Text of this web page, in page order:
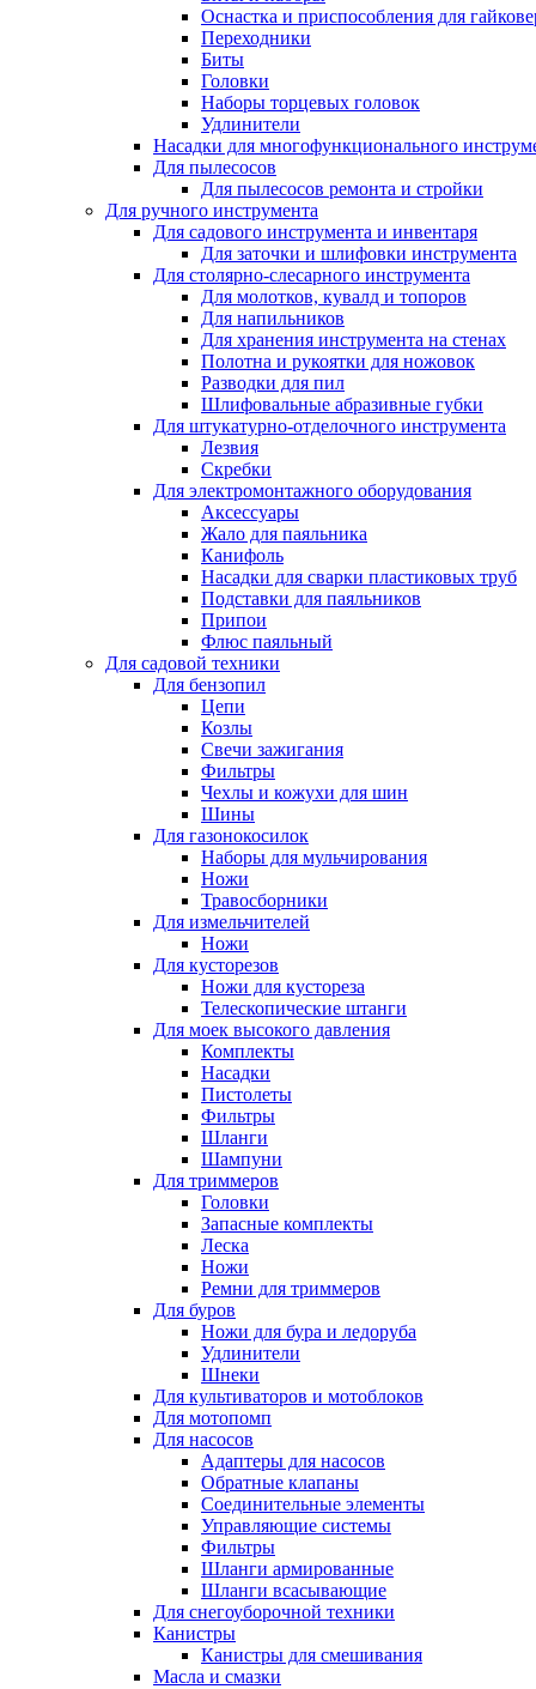
Оснастка и приспособления для
Переходники
Биты
Головки
Наборы торцевых головок
Удлинители
Насадки для многофункционального
Для пылесосов
Для пылесосов ремонта и стройки
Для ручного инструмента
Для садового инструмента и инвентаря
Для заточки и шлифовки инструмента
Для столярно-слесарного инструмента
Для молотков, кувалд и топоров
Для напильников
Для хранения инструмента на стенах
Полотна и рукоятки для ножовок
Разводки для пил
Шлифовальные абразивные губки
Для штукатурно-отделочного инструмента
Лезвия
Скребки
Для электромонтажного оборудования
Аксессуары
Жало для паяльника
Канифоль
Насадки для сварки пластиковых труб
Подставки для паяльников
Припои
Флюс паяльный
Для садовой техники
Для бензопил
Цепи
Козлы
Свечи зажигания
Фильтры
Чехлы и кожухи для шин
Шины
Для газонокосилок
Наборы для мульчирования
Ножи
Травосборники
Для измельчителей
Ножи
Для кусторезов
Ножи для кустореза
Телескопические штанги
Для моек высокого давления
Комплекты
Насадки
Пистолеты
Фильтры
Шланги
Шампуни
Для триммеров
Головки
Запасные комплекты
Леска
Ножи
Ремни для триммеров
Для буров
Ножи для бура и ледоруба
Удлинители
Шнеки
Для культиваторов и мотоблоков
Для мотопомп
Для насосов
Адаптеры для насосов
Обратные клапаны
Соединительные элементы
Управляющие системы
Фильтры
Шланги армированные
Шланги всасывающие
Для снегоуборочной техники
Канистры
Канистры для смешивания
Масла и смазки